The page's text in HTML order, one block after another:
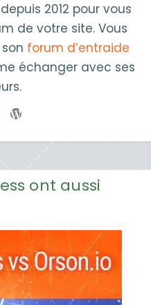
2012 pour vous
de votre site. Vous
forum d’entraide
échanger avec ses
ont aussi